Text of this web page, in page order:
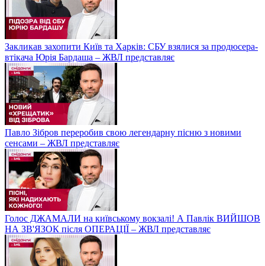
Закликав захопити Київ та Харків: СБУ взялися за продюсера-
втікача Юрія Бардаша – ЖВЛ представляє
Павло Зібров переробив свою легендарну пісню з новими
сенсами – ЖВЛ представляє
Голос ДЖАМАЛИ на київському вокзалі! А Павлік ВИЙШОВ
НА ЗВ'ЯЗОК після ОПЕРАЦІЇ – ЖВЛ представляє